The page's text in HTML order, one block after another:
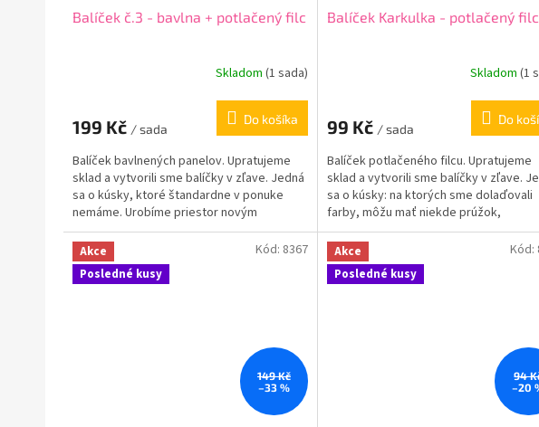
Balíček č.3 - bavlna + potlačený filc
Skladom (1 sada)
199 Kč / sada
Do košíka
Balíček bavlnených panelov. Upratujeme
sklad a vytvorili sme balíčky v zľave. Jedná
sa o kúsky, ktoré štandardne v ponuke
nemáme. Urobíme priestor novým
kúskom. Fotky...
Balíček Karkulka - potlačený filc
Skladom (1
99 Kč / sada
Do
Balíček potlačeného filcu. Upratujeme
sklad a vytvorili sme balíčky v zľave.
sa o kúsky: na ktorých sme dolaďovali
farby, môžu mať niekde prúžok,
podkladový...
Akce
Posledné kusy
149 Kč
–33 %
Kód: 8367
Akce
Posledné kusy
94
–20
Kód: